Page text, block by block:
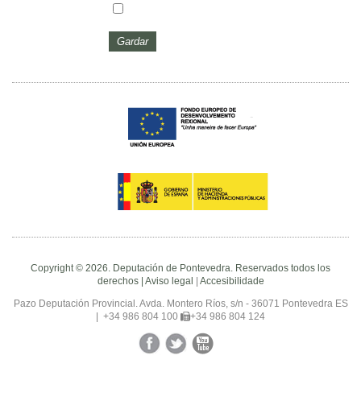
Copyright © 2026. Deputación de Pontevedra. Reservados todos los
derechos | Aviso legal | Accesibilidade
Pazo Deputación Provincial. Avda. Montero Ríos, s/n - 36071 Pontevedra ES
| +34 986 804 100
+34 986 804 124
FacebookTwitterYouTube